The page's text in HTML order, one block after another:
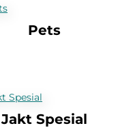
Pets
Jakt Spesial